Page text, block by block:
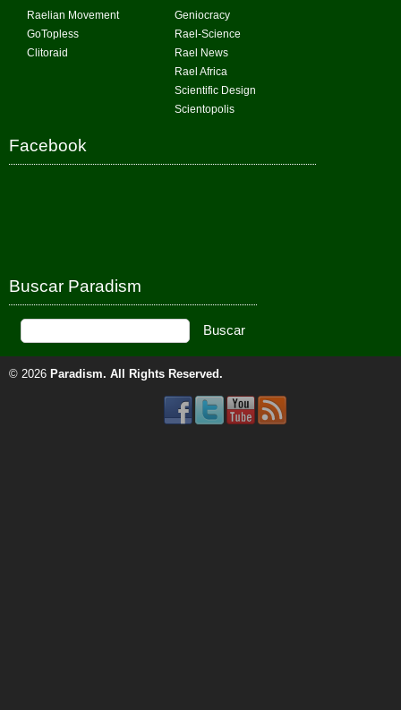
Raelian Movement
GoTopless
Clitoraid
Geniocracy
Rael-Science
Rael News
Rael Africa
Scientific Design
Scientopolis
Facebook
Buscar Paradism
© 2026 Paradism. All Rights Reserved.